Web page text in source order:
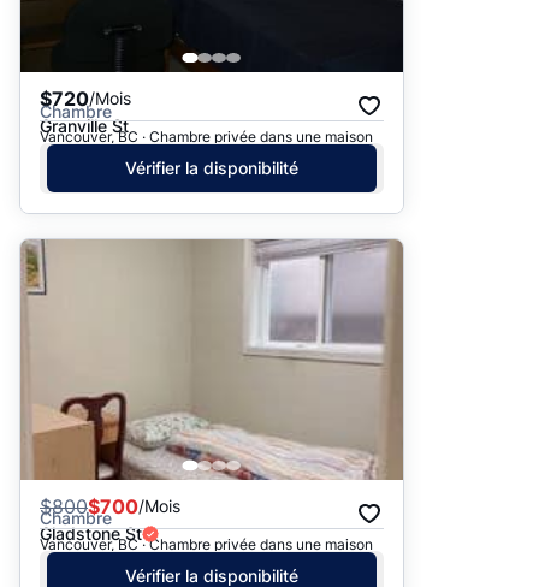
Prix - $ à $$$
$720/Mois
Chambre
Granville St
Vancouver, BC · Chambre privée dans une maison
Vérifier la disponibilité
$800$700/Mois
Chambre
Gladstone St
Vancouver, BC · Chambre privée dans une maison
Vérifier la disponibilité